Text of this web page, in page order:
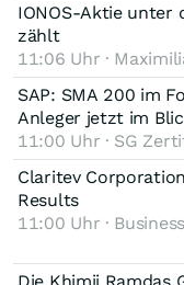
IONOS-Aktie unter
zählt
11:06 Uhr ·
SAP: SMA 200 im
Anleger jetzt im
11:00 Uhr · SG
Claritev
Results
11:00 Uhr ·
Die Khimji Ramdas